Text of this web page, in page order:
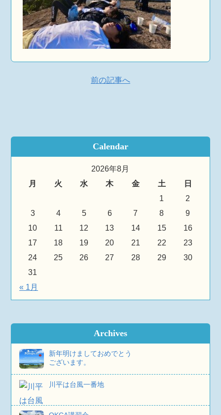
前の記事へ
Calendar
2026年8月
月
火 水 木 金 土
日
1
2
3
4 5 6 7 8
9
10
11 12 13 14 15
16
17
18 19 20 21 22
23
24
25 26 27 28 29
30
31
« 1月
Archives
新年明けましておめでとう
ございます。
川平は台風一番地